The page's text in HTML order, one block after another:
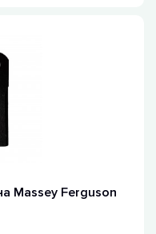
Massey Ferguson